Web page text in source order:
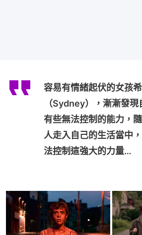
容易有情緒起伏的女孩
（Sydney），漸漸發現
有些無法控制的能力，
人走入自己的生活當中
法控制這強大的力量…